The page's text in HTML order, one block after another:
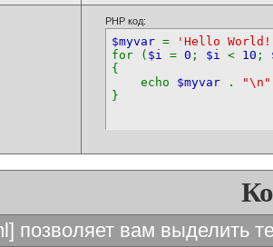
PHP код:
$myvar =
'Hello
for ( $i = 0 ; $i < 10 ;
{
echo $myvar . "\n"
}
позволяет вам выделить